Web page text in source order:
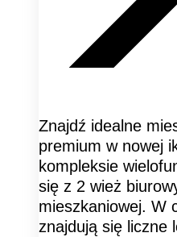
Znajdź idealne
premium w nowej
kompleksie
się z 2 wież
mieszkaniowej. W
znajdują się liczne